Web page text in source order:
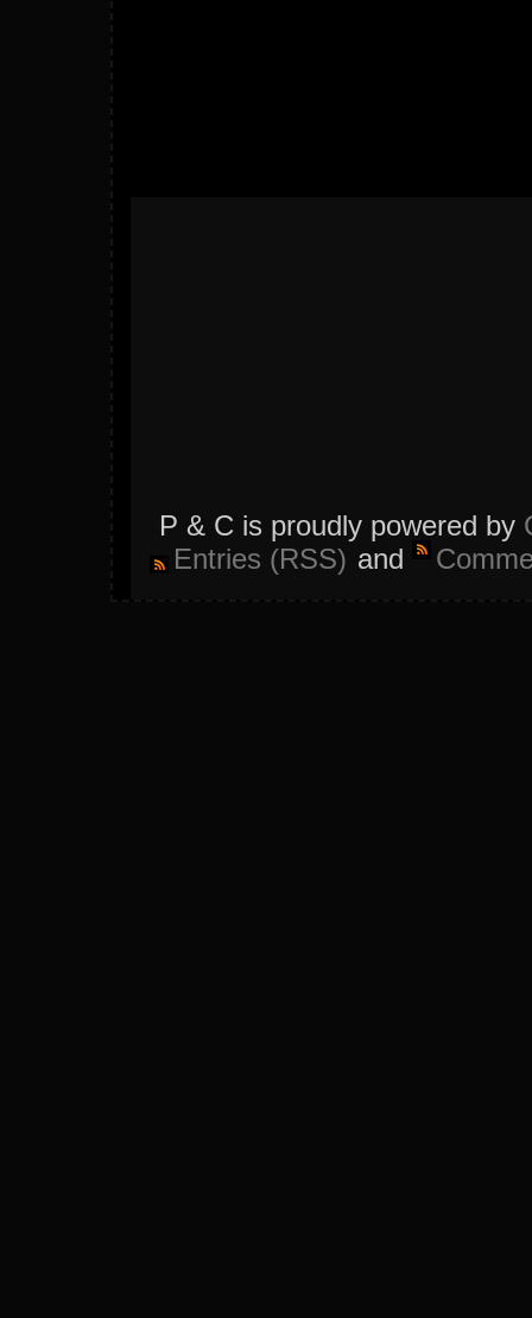
P & C is proudly powered by
Entries (RSS) and